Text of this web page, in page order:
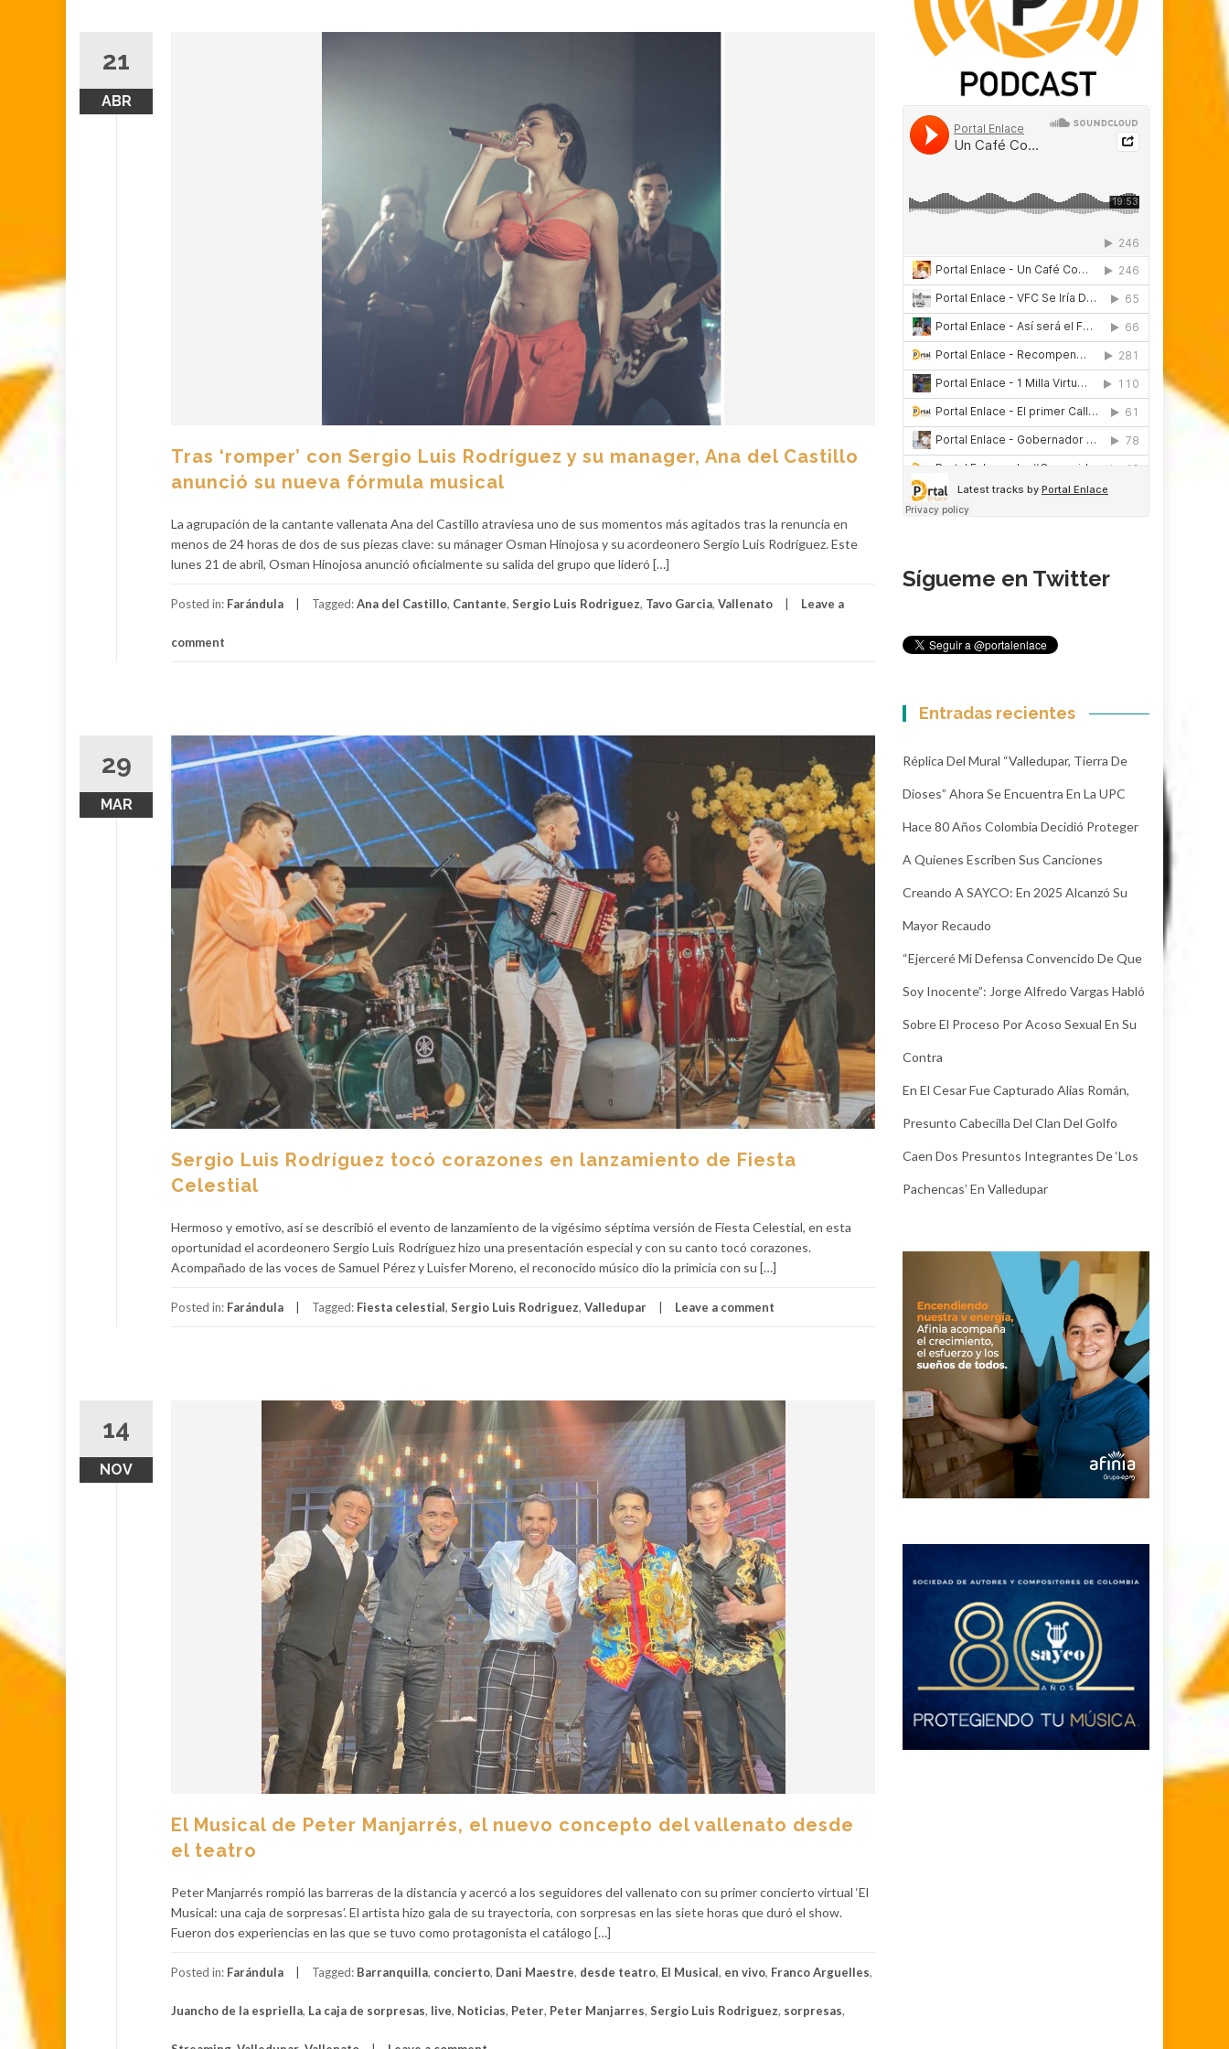
21
ABR
Tras ‘romper’ con Sergio Luis Rodríguez y su manager, Ana del Castillo
anunció su nueva fórmula musical
La agrupación de la cantante vallenata Ana del Castillo atraviesa uno de sus momentos más agitados tras la renuncia en
menos de 24 horas de dos de sus piezas clave: su mánager Osman Hinojosa y su acordeonero Sergio Luis Rodríguez. Este
lunes 21 de abril, Osman Hinojosa anunció oficialmente su salida del grupo que lideró […]
Posted in: Farándula Tagged:Ana del Castillo, Cantante, Sergio Luis Rodriguez, Tavo Garcia, Vallenato Leave a
comment
29
MAR
Sergio Luis Rodríguez tocó corazones en lanzamiento de Fiesta
Celestial
Hermoso y emotivo, así se describió el evento de lanzamiento de la vigésimo séptima versión de Fiesta Celestial, en esta
oportunidad el acordeonero Sergio Luis Rodríguez hizo una presentación especial y con su canto tocó corazones.
Acompañado de las voces de Samuel Pérez y Luisfer Moreno, el reconocido músico dio la primicia con su […]
Posted in: Farándula Tagged: Fiesta celestial, Sergio Luis Rodriguez, Valledupar Leave a comment
14
NOV
El Musical de Peter Manjarrés, el nuevo concepto del vallenato desde
el teatro
Peter Manjarrés rompió las barreras de la distancia y acercó a los seguidores del vallenato con su primer concierto virtual ‘El
Musical: una caja de sorpresas’. El artista hizo gala de su trayectoria, con sorpresas en las siete horas que duró el show.
Fueron dos experiencias en las que se tuvo como protagonista el catálogo […]
Posted in: Farándula Tagged: Barranquilla, concierto, Dani Maestre, desde teatro, El Musical, en vivo, Franco Arguelles,
Juancho de la espriella, La caja de sorpresas, live, Noticias, Peter, Peter Manjarres, Sergio Luis Rodriguez, sorpresas,
Sígueme en Twitter
Entradas recientes
Réplica Del Mural “Valledupar, Tierra De
Dioses” Ahora Se Encuentra En La UPC
Hace 80 Años Colombia Decidió Proteger
A Quienes Escriben Sus Canciones
Creando A SAYCO: En 2025 Alcanzó Su
Mayor Recaudo
“Ejerceré Mi Defensa Convencido De Que
Soy Inocente”: Jorge Alfredo Vargas Habló
Sobre El Proceso Por Acoso Sexual En Su
Contra
En El Cesar Fue Capturado Alias Román,
Presunto Cabecilla Del Clan Del Golfo
Caen Dos Presuntos Integrantes De ‘Los
Pachencas’ En Valledupar